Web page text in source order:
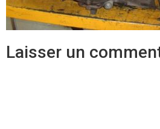
Laisser un